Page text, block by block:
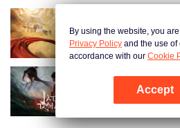
Abra o
Tun Tian Ji
Dinastia de Jade
By using the website, you
Privacy Policy and the use of
accordance with our Cookie
Accept